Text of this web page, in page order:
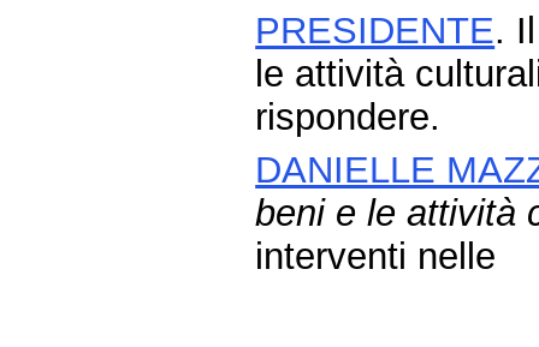
PRESIDENTE.
le attività
rispondere.
DANIELLE
beni e le attività
interventi nelle